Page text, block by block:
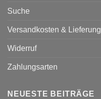
Suche
Versandkosten & Lieferung
Widerruf
Zahlungsarten
NEUESTE BEITRÄGE